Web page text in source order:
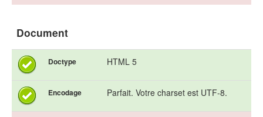
Document
Doctype HTML 5
Encodage Parfait. Votre charset est UTF-8.